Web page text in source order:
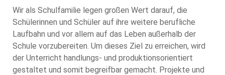
Wir als Schulfamilie legen großen Wert darauf, die
Schülerinnen und Schüler auf ihre weitere berufliche
Laufbahn und vor allem auf das Leben außerhalb der
Schule vorzubereiten. Um dieses Ziel zu erreichen, wird
der Unterricht handlungs- und produktionsorientiert
gestaltet und somit begreifbar gemacht. Projekte und